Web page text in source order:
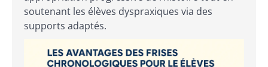
soutenant les élèves dyspraxiques via des
supports adaptés.